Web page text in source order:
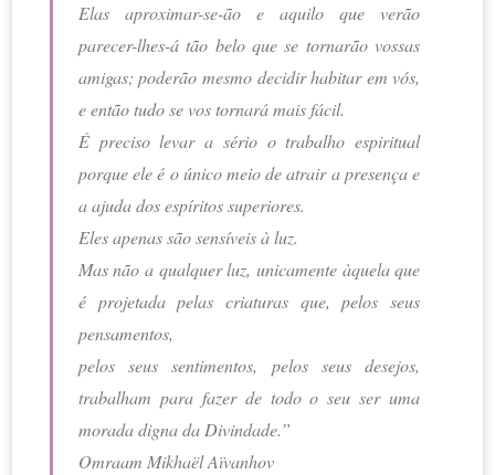
Elas aproximar-se-ão e aquilo que verão
parecer-lhes-á tão belo que se tornarão vossas
amigas; poderão mesmo decidir habitar em vós,
e então tudo se vos tornará mais fácil.
É preciso levar a sério o trabalho espiritual
porque ele é o único meio de atrair a presença e
a ajuda dos espíritos superiores.
Eles apenas são sensíveis à luz.
Mas não a qualquer luz, unicamente àquela que
é projetada pelas criaturas que, pelos seus
pensamentos,
pelos seus sentimentos, pelos seus desejos,
trabalham para fazer de todo o seu ser uma
morada digna da Divindade.”
Omraam Mikhaël Aïvanhov